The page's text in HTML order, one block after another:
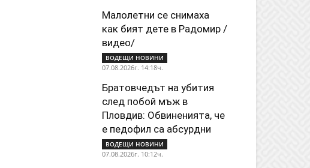
Малолетни се снимаха
как бият дете в Радомир /
видео/
ВОДЕЩИ НОВИНИ
07.08.2026г. 14:18ч.
Братовчедът на убития
след побой мъж в
Пловдив: Обвиненията, че
е педофил са абсурдни
ВОДЕЩИ НОВИНИ
07.08.2026г. 10:12ч.